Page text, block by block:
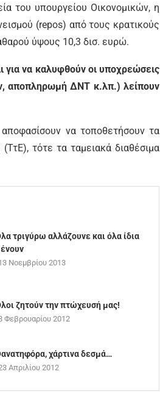
του υπουργείου Οικονομικών, η
(repos) από τους κρατικούς
ύψους 10,3 δισ. ευρώ.
για να καλυφθούν οι υποχρεώσεις
αποπληρωμή ΔΝΤ κ.λπ.) λείπουν
να τοποθετήσουν τα
τότε τα ταμειακά διαθέσιμα
τριγύρω αλλάζουνε και όλα ίδια
Νοεμβρίου 2013
ζητούν την πτώχευσή μας!
Φεβρουαρίου 2012
χάρτινα δεσμά…
Απριλίου 2012